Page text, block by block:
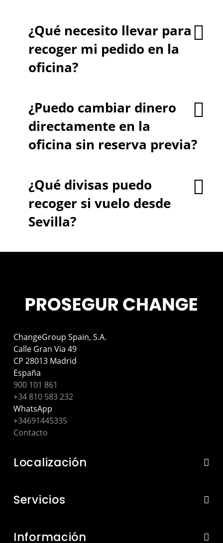
¿Qué necesito llevar para
recoger mi pedido en la
oficina?
¿Puedo cambiar dinero
directamente en la
oficina sin reserva previa?
¿Qué divisas puedo
recoger si vuelo desde
Sevilla?
ChangeGroup Spain, S.A.
Calle Gran Via 49
CP 28013 Madrid
España
900 101 861
+34 810 583 232
WhatsApp
+34691445335
Contacto
Localización
Servicios
Información